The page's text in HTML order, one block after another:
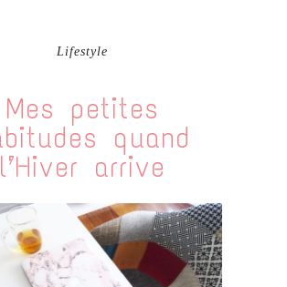
Lifestyle
Mes petites
quand
l’Hiver arrive